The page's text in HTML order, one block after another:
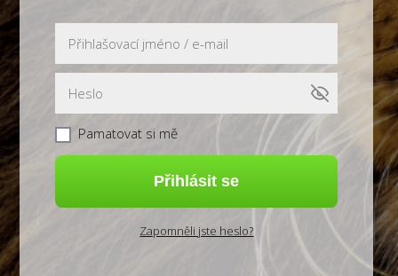
Pamatovat si mě
Přihlásit se
Zapomněli jste heslo?